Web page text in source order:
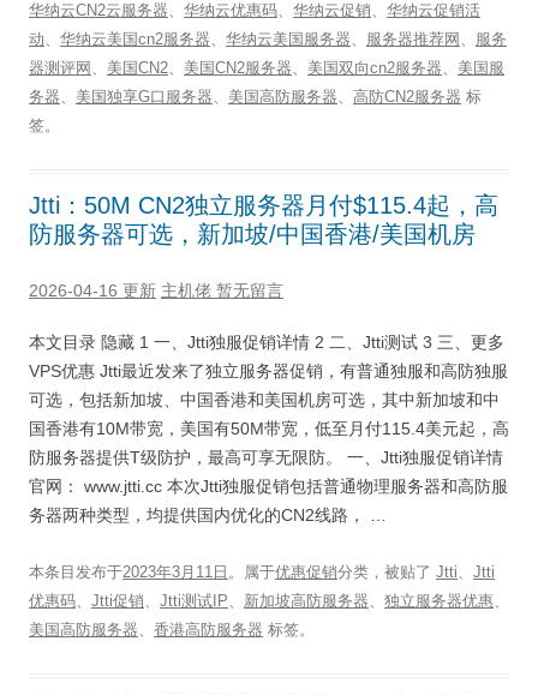
华纳云CN2云服务器、 华纳云优惠码、 华纳云促销、 华纳云促销活
动、 华纳云美国cn2服务器、 华纳云美国服务器、 服务器推荐网 、 服务
器测评网 、 美国CN2、 美国CN2服务器、 美国双向cn2服务器、 美国服
务器、 美国独享G口服务器、 美国高防服务器、 高防CN2服务器 标
签。
Jtti：50M CN2独立服务器月付$115.4起，高
防服务器可选，新加坡/中国香港/美国机房
2026-04-16 更新 主机佬 暂无留言
本文目录 隐藏 1 一、Jtti独服促销详情 2 二、Jtti测试 3 三、更多
VPS优惠 Jtti最近发来了独立服务器促销，有普通独服和高防独服
可选，包括新加坡、中国香港和美国机房可选，其中新加坡和中
国香港有10M带宽，美国有50M带宽，低至月付115.4美元起，高
防服务器提供T级防护，最高可享无限防。 一、Jtti独服促销详情
官网： www.jtti.cc 本次Jtti独服促销包括普通物理服务器和高防服
务器两种类型，均提供国内优化的CN2线路， …
本条目发布于2023年3月11日 。属于优惠促销分类，被贴了 Jtti、 Jtti
优惠码、 Jtti促销、 Jtti测试IP、 新加坡高防服务器、 独立服务器优惠、
美国高防服务器、 香港高防服务器 标签。